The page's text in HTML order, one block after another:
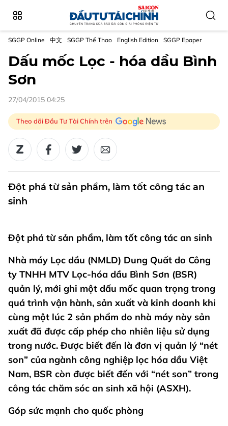
SGGP Online 中文 SGGP Thể Thao English Edition SGGP Epaper
Dấu mốc Lọc - hóa dầu Bình
Sơn
27/04/2015 04:25
Theo dõi Đầu Tư Tài Chính trên
Đột phá từ sản phẩm, làm tốt công tác an
sinh
Đột phá từ sản phẩm, làm tốt công tác an sinh
Nhà máy Lọc dầu (NMLD) Dung Quất do Công
ty TNHH MTV Lọc-hóa dầu Bình Sơn (BSR)
quản lý, mới ghi một dấu mốc quan trọng trong
quá trình vận hành, sản xuất và kinh doanh khi
cùng một lúc 2 sản phẩm do nhà máy này sản
xuất đã được cấp phép cho nhiên liệu sử dụng
trong nước. Được biết đến là đơn vị quản lý “nét
son” của ngành công nghiệp lọc hóa dầu Việt
Nam, BSR còn được biết đến với “nét son” trong
công tác chăm sóc an sinh xã hội (ASXH).
Góp sức mạnh cho quốc phòng